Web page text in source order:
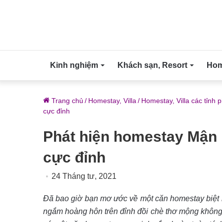
Kinh nghiệm Khách sạn, Resort
Trang chủ / Homestay, Villa / Homestay, Villa các tỉnh
cực đỉnh
Phát hiện homestay
cực đỉnh
24 Tháng tư, 2021
Đã bao giờ bạn mơ ước về một căn homestay
ngắm hoàng hôn trên đỉnh đồi chè thơ mộng